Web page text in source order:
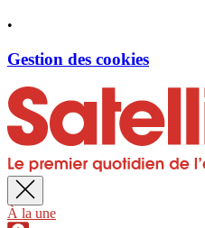
•
Gestion des cookies
À la une